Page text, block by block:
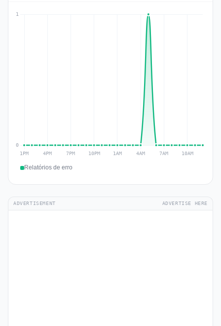
Relatórios de erro
ADVERTISEMENT ADVERTISE HERE